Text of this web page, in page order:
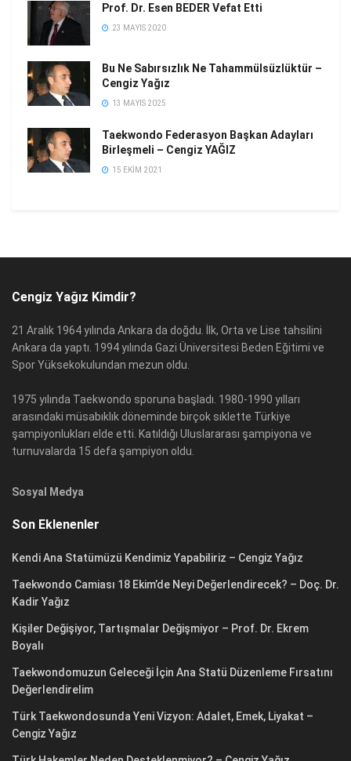
Prof. Dr. Esen BEDER Vefat Etti
23 MAYIS 2020
Bu Ne Sabırsızlık Ne Tahammülsüzlüktür –
Cengiz Yağız
13 MAYIS 2025
Taekwondo Federasyon Başkan Adayları
Birleşmeli – Cengiz YAĞIZ
15 EKIM 2021
Cengiz Yağız Kimdir?
21 Aralık 1964 yılında Ankara da doğdu. İlk, Orta ve Lise tahsilini
Ankara da yaptı. 1994 yılında Gazi Üniversitesi Beden Eğitimi ve
Spor Yüksekokulundan mezun oldu.
1975 yılında Taekwondo sporuna başladı. 1980-1990 yılları
arasındaki müsabıklık döneminde birçok sıklette Türkiye
şampiyonlukları elde etti. Katıldığı Uluslararası şampiyona ve
turnuvalarda 15 defa şampiyon oldu.
Sosyal Medya
Son Eklenenler
Kendi Ana Statümüzü Kendimiz Yapabiliriz – Cengiz Yağız
Taekwondo Camiası 18 Ekim’de Neyi Değerlendirecek? – Doç. Dr.
Kadir Yağız
Kişiler Değişiyor, Tartışmalar Değişmiyor – Prof. Dr. Ekrem
Boyalı
Taekwondomuzun Geleceği İçin Ana Statü Düzenleme Fırsatını
Değerlendirelim
Türk Taekwondosunda Yeni Vizyon: Adalet, Emek, Liyakat –
Cengiz Yağız